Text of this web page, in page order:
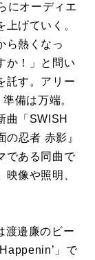
にオーディエ
げていく。
ら熱くなっ
か！」と問い
託す。アリー
備は万端。
曲「 SWISH
の忍者 赤影』
である同曲で
像や照明、
渡邉廉のビー
’」で